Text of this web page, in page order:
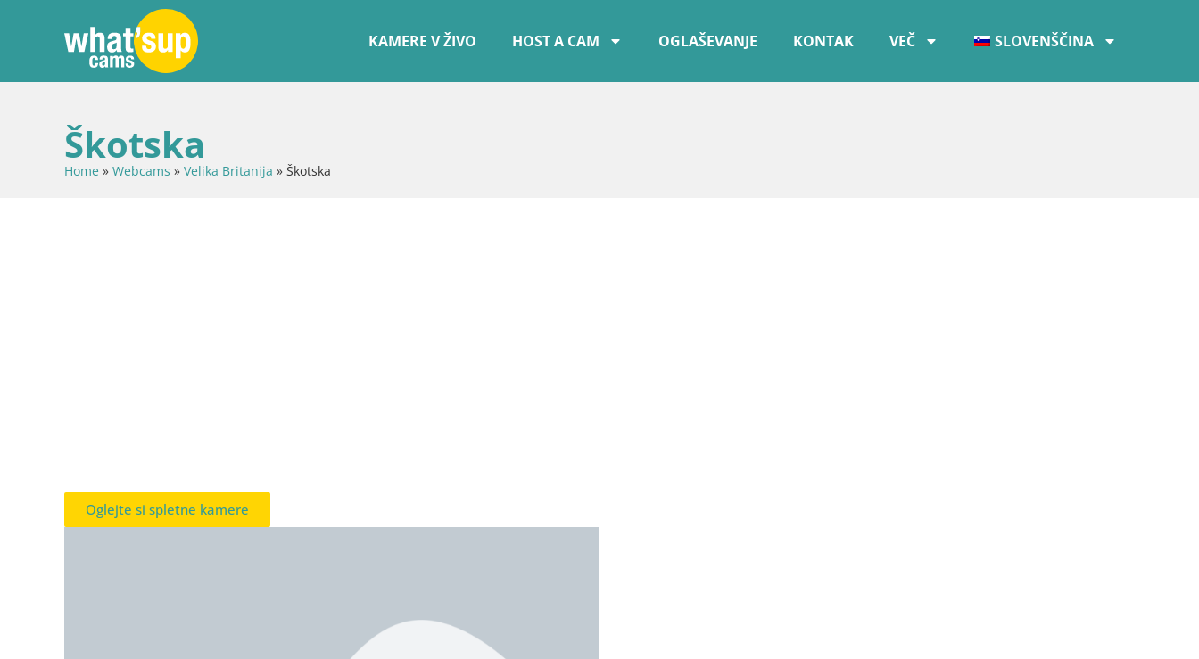
KAMERE V ŽIVO HOST A CAM OGLAŠEVANJE KONTAK VEČ SLOVENŠČINA
Škotska
Home » Webcams » Velika Britanija » Škotska
Oglejte si spletne kamere